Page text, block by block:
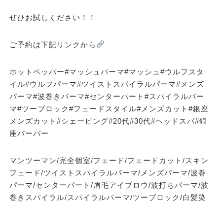
ぜひお試しください！！
ご予約は下記リンクから
ホットペッパー#マッシュパーマ#マッシュ#ウルフスタ
イル#ウルフパーマ#ツイストスパイラルパーマ#メンズ
パーマ#波巻きパーマ#センターパート#スパイラルパー
マ#ツーブロック#フェードスタイル#メンズカット#銀座
メンズカット#シェービング#20代#30代#ヘッドスパ#銀
座バーバー
マンツーマン/完全個室/フェード/フェードカット/スキン
フェード/ツイストスパイラルパーマ/メンズパーマ/波巻
パーマ/センターパート/眉毛アイブロウ/波打ちパーマ/波
巻きスパイラル/スパイラルパーマ/ツーブロック/白髪染